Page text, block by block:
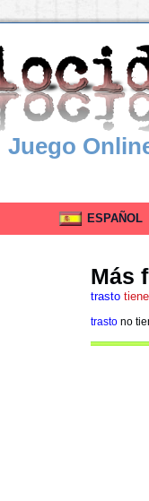
Juego
ESPAÑOL
Más
trastotiene
trastono